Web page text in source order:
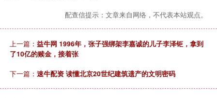
配查信提示：文章来自网络，不代表本站观点。
上一篇： 益牛网 1996年，张子强绑架李嘉诚的儿子李泽钜，拿到
了10亿的赎金，接着张
下一篇： 速牛配资 读懂北京20世纪建筑遗产的文明密码